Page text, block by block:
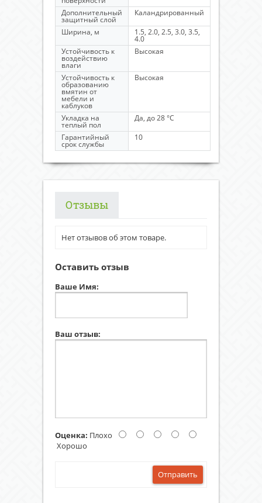
Дополнительный
защитный слой
Каландрированный
Ширина, м
1.5, 2.0, 2.5, 3.0, 3.5,
4.0
Устойчивость к
воздействию
влаги
Высокая
Устойчивость к
образованию
вмятин от
мебели и
каблуков
Высокая
Укладка на
теплый пол
Да, до 28 °C
Гарантийный
срок службы
10
Отзывы
Нет отзывов об этом товаре.
Оставить отзыв
Ваше Имя:
Ваш отзыв:
Оценка: Плохо
Хорошо
Отправить